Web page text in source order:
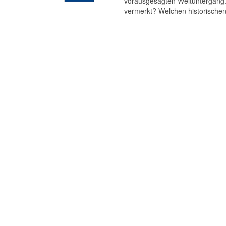
vermerkt? Welchen